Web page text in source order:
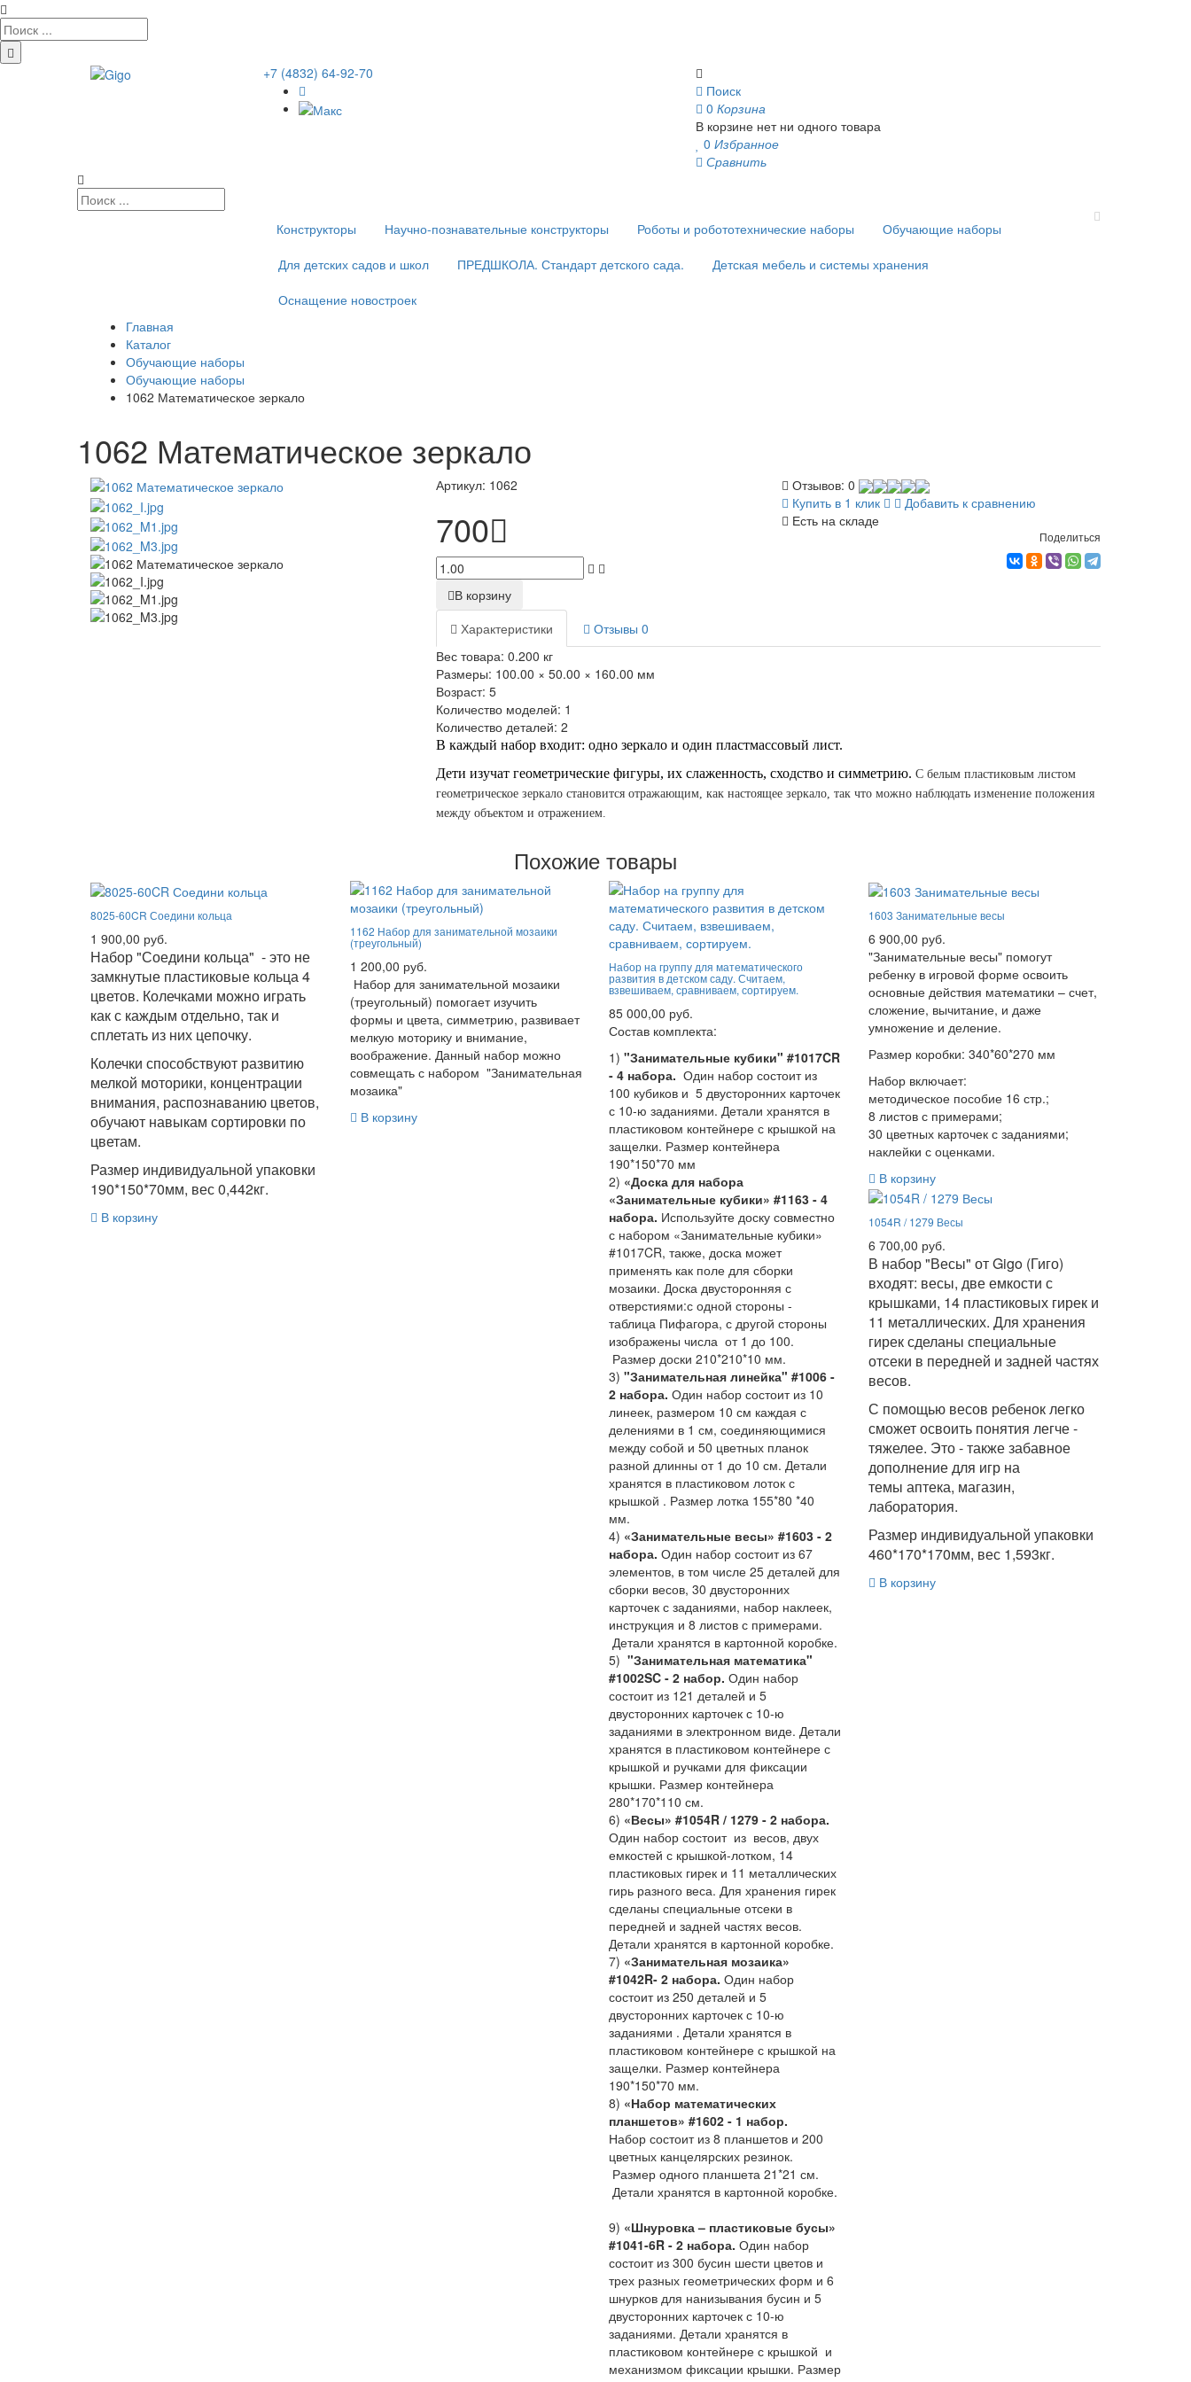
+7 (4832) 64-92-70
Поиск
0 Корзина
В корзине нет ни одного товара
0 Избранное
Сравнить
Конструкторы Научно-познавательные конструкторы Роботы и робототехнические наборы
Обучающие наборы
Для детских садов и школ
ПРЕДШКОЛА. Стандарт детского сада.
Детская мебель и системы хранения
Оснащение новостроек
Главная
Каталог
Обучающие наборы
Обучающие наборы
1062 Математическое зеркало
1062 Математическое зеркало
Артикул: 1062
700
В корзину
Отзывов: 0
Купить в 1 клик
Добавить к сравнению
Есть на складе
Поделиться
Характеристики Отзывы 0
Вес товара: 0.200 кг
Размеры: 100.00 × 50.00 × 160.00 мм
Возраст: 5
Количество моделей: 1
Количество деталей: 2
В каждый набор входит: одно зеркало и один пластмассовый лист.
Дети изучат геометрические фигуры, их слаженность, сходство и симметрию. С белым пластиковым листом
геометрическое зеркало становится отражающим, как настоящее зеркало, так что можно наблюдать изменение положения
между объектом и отражением.
Похожие товары
8025-60CR Соедини кольца
1 900,00 руб.
Набор "Соедини кольца" - это не
замкнутые пластиковые кольца 4
цветов. Колечками можно играть
как с каждым отдельно, так и
сплетать из них цепочку.
Колечки способствуют развитию
мелкой моторики, концентрации
внимания, распознаванию цветов,
обучают навыкам сортировки по
цветам.
Размер индивидуальной упаковки
190*150*70мм, вес 0,442кг.
В корзину
1162 Набор для занимательной мозаики
(треугольный)
1 200,00 руб.
Набор для занимательной мозаики
(треугольный) помогает изучить
формы и цвета, симметрию, развивает
мелкую моторику и внимание,
воображение. Данный набор можно
совмещать с набором "Занимательная
мозаика"
В корзину
Набор на группу для математического
развития в детском саду. Считаем,
взвешиваем, сравниваем, сортируем.
85 000,00 руб.
Состав комплекта:
1) "Занимательные кубики" #1017CR
- 4 набора. Один набор состоит из
100 кубиков и 5 двусторонних карточек
с 10-ю заданиями. Детали хранятся в
пластиковом контейнере с крышкой на
защелки. Размер контейнера
190*150*70 мм
2) «Доска для набора
«Занимательные кубики» #1163 - 4
набора. Используйте доску совместно
с набором «Занимательные кубики»
#1017CR, также, доска может
применять как поле для сборки
мозаики. Доска двусторонняя с
отверстиями:с одной стороны -
таблица Пифагора, с другой стороны
изображены числа от 1 до 100.
Размер доски 210*210*10 мм.
3) "Занимательная линейка" #1006 -
2 набора. Один набор состоит из 10
линеек, размером 10 см каждая с
делениями в 1 см, соединяющимися
между собой и 50 цветных планок
разной длинны от 1 до 10 см. Детали
хранятся в пластиковом лоток с
крышкой . Размер лотка 155*80 *40
мм.
4) «Занимательные весы» #1603 - 2
набора. Один набор состоит из 67
элементов, в том числе 25 деталей для
сборки весов, 30 двусторонних
карточек с заданиями, набор наклеек,
инструкция и 8 листов с примерами.
Детали хранятся в картонной коробке.
5) "Занимательная математика"
#1002SC - 2 набор. Один набор
состоит из 121 деталей и 5
двусторонних карточек с 10-ю
заданиями в электронном виде. Детали
хранятся в пластиковом контейнере с
крышкой и ручками для фиксации
крышки. Размер контейнера
280*170*110 см.
6) «Весы» #1054R / 1279 - 2 набора.
Один набор состоит из весов, двух
емкостей с крышкой-лотком, 14
пластиковых гирек и 11 металлических
гирь разного веса. Для хранения гирек
сделаны специальные отсеки в
передней и задней частях весов.
Детали хранятся в картонной коробке.
7) «Занимательная мозаика»
#1042R- 2 набора. Один набор
состоит из 250 деталей и 5
двусторонних карточек с 10-ю
заданиями . Детали хранятся в
пластиковом контейнере с крышкой на
защелки. Размер контейнера
190*150*70 мм.
8) «Набор математических
планшетов» #1602 - 1 набор.
Набор состоит из 8 планшетов и 200
цветных канцелярских резинок.
Размер одного планшета 21*21 см.
Детали хранятся в картонной коробке.
9) «Шнуровка – пластиковые бусы»
#1041-6R - 2 набора. Один набор
состоит из 300 бусин шести цветов и
трех разных геометрических форм и 6
шнурков для нанизывания бусин и 5
двусторонних карточек с 10-ю
заданиями. Детали хранятся в
пластиковом контейнере с крышкой и
механизмом фиксации крышки. Размер
1603 Занимательные весы
6 900,00 руб.
"Занимательные весы" помогут
ребенку в игровой форме освоить
основные действия математики – счет,
сложение, вычитание, и даже
умножение и деление.
Размер коробки: 340*60*270 мм
Набор включает:
методическое пособие 16 стр.;
8 листов с примерами;
30 цветных карточек с заданиями;
наклейки с оценками.
В корзину
1054R / 1279 Весы
6 700,00 руб.
В набор "Весы" от Gigo (Гиго)
входят: весы, две емкости с
крышками, 14 пластиковых гирек и
11 металлических. Для хранения
гирек сделаны специальные
отсеки в передней и задней частях
весов.
С помощью весов ребенок легко
сможет освоить понятия легче -
тяжелее. Это - также забавное
дополнение для игр на
темы аптека, магазин,
лаборатория.
Размер индивидуальной упаковки
460*170*170мм, вес 1,593кг.
В корзину